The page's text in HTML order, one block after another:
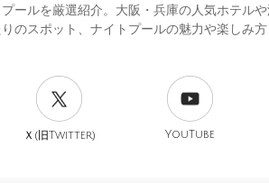
ールを厳選紹介。大阪・兵庫の人気ホテルや
のスポット、ナイトプールの魅力や楽しみ
Ｘ(旧Twitter) YouTube